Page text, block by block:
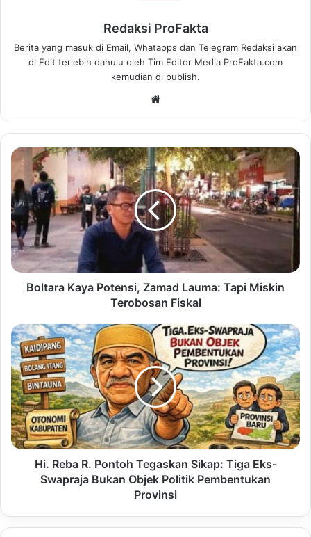
Redaksi ProFakta
Berita yang masuk di Email, Whatapps dan Telegram Redaksi akan
di Edit terlebih dahulu oleh Tim Editor Media ProFakta.com
kemudian di publish.
te
Boltara Kaya Potensi, Zamad Lauma: Tapi Miskin
Terobosan Fiskal
Hi. Reba R. Pontoh Tegaskan Sikap: Tiga Eks-
Swapraja Bukan Objek Politik Pembentukan
Provinsi